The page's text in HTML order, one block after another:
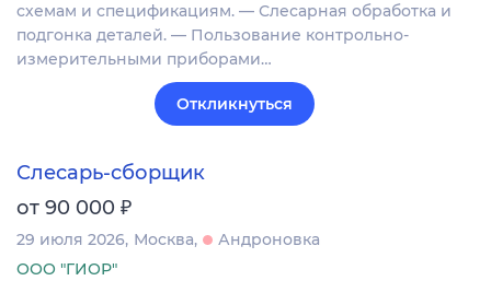
схемам и спецификациям. — Слесарная обработка и
подгонка деталей. — Пользование контрольно-
измерительными приборами…
Откликнуться
Слесарь-сборщик
от 90 000 ₽
29 июля 2026 Москва
Андроновка
ООО "ГИОР"